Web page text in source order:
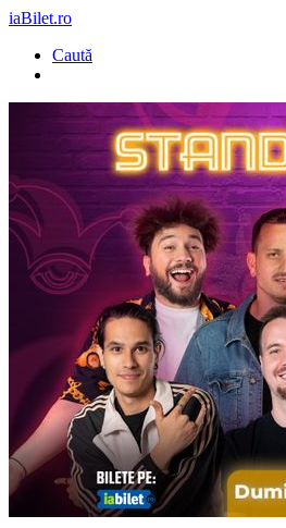
iaBilet.ro
Caută